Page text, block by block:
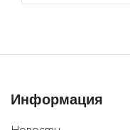
Информация